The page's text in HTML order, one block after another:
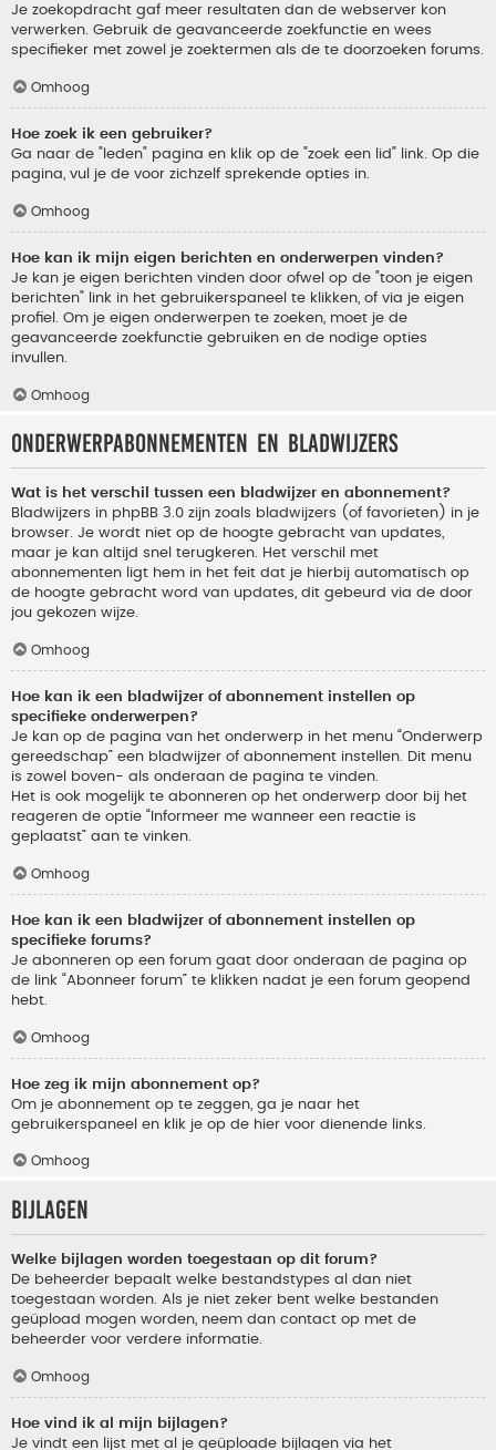
Je zoekopdracht gaf meer resultaten dan de webserver kon
verwerken. Gebruik de geavanceerde zoekfunctie en wees
specifieker met zowel je zoektermen als de te doorzoeken forums.
Omhoog
Hoe zoek ik een gebruiker?
Ga naar de "leden" pagina en klik op de "zoek een lid" link. Op die
pagina, vul je de voor zichzelf sprekende opties in.
Omhoog
Hoe kan ik mijn eigen berichten en onderwerpen vinden?
Je kan je eigen berichten vinden door ofwel op de "toon je eigen
berichten" link in het gebruikerspaneel te klikken, of via je eigen
profiel. Om je eigen onderwerpen te zoeken, moet je de
geavanceerde zoekfunctie gebruiken en de nodige opties
invullen.
Omhoog
Onderwerpabonnementen en bladwijzers
Wat is het verschil tussen een bladwijzer en abonnement?
Bladwijzers in phpBB 3.0 zijn zoals bladwijzers (of favorieten) in je
browser. Je wordt niet op de hoogte gebracht van updates,
maar je kan altijd snel terugkeren. Het verschil met
abonnementen ligt hem in het feit dat je hierbij automatisch op
de hoogte gebracht word van updates, dit gebeurd via de door
jou gekozen wijze.
Omhoog
Hoe kan ik een bladwijzer of abonnement instellen op
specifieke onderwerpen?
Je kan op de pagina van het onderwerp in het menu “Onderwerp
gereedschap” een bladwijzer of abonnement instellen. Dit menu
is zowel boven- als onderaan de pagina te vinden.
Het is ook mogelijk te abonneren op het onderwerp door bij het
reageren de optie “Informeer me wanneer een reactie is
geplaatst” aan te vinken.
Omhoog
Hoe kan ik een bladwijzer of abonnement instellen op
specifieke forums?
Je abonneren op een forum gaat door onderaan de pagina op
de link “Abonneer forum” te klikken nadat je een forum geopend
hebt.
Omhoog
Hoe zeg ik mijn abonnement op?
Om je abonnement op te zeggen, ga je naar het
gebruikerspaneel en klik je op de hier voor dienende links.
Omhoog
Bijlagen
Welke bijlagen worden toegestaan op dit forum?
De beheerder bepaalt welke bestandstypes al dan niet
toegestaan worden. Als je niet zeker bent welke bestanden
geüpload mogen worden, neem dan contact op met de
beheerder voor verdere informatie.
Omhoog
Hoe vind ik al mijn bijlagen?
Je vindt een lijst met al je geüploade bijlagen via het